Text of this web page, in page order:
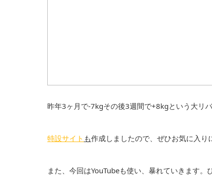
昨年3ヶ月で-7kgその後3週間で+8kgという大リ
特設サイト も作成しましたので、ぜひお気に入り
また、今回はYouTubeも使い、暴れていきます。